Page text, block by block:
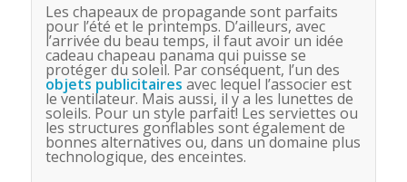
Les chapeaux de propagande sont parfaits
pour l’été et le printemps. D’ailleurs, avec
l’arrivée du beau temps, il faut avoir un idée
cadeau chapeau panama qui puisse se
protéger du soleil. Par conséquent, l’un des
objets publicitaires avec lequel l’associer est
le ventilateur. Mais aussi, il y a les lunettes de
soleils. Pour un style parfait! Les serviettes ou
les structures gonflables sont également de
bonnes alternatives ou, dans un domaine plus
technologique, des enceintes.